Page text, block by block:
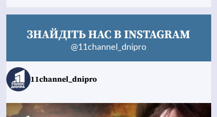
ЗНАЙДІТЬ НАС В INSTAGRAM
@11channel_dnipro
11channel_dnipro